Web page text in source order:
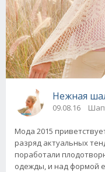
Нежная
09.08.16
Мода 2015
разряд актуальных
поработали
одежды, и над формой